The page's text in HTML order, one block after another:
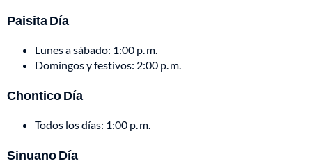
Paisita Día
Lunes a sábado: 1:00 p. m.
Domingos y festivos: 2:00 p. m.
Chontico Día
Todos los días: 1:00 p. m.
Sinuano Día